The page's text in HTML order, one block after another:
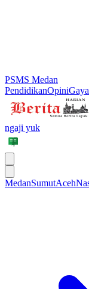
PSMS Medan
PendidikanOpini
ngaji yuk
MedanSumutAceh